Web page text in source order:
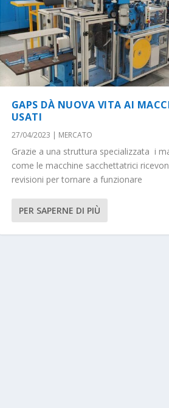
GAPS DÀ NUOVA VITA AI
USATI
27/04/2023 | MERCATO
Grazie a una struttura specializzata i
come le macchine sacchettatrici
revisioni per tornare a funzionare
PER SAPERNE DI PIÙ